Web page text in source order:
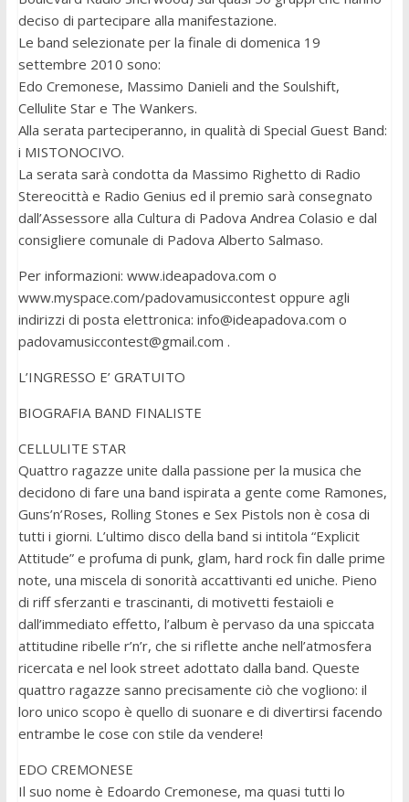
deciso di partecipare alla manifestazione.
Le band selezionate per la finale di domenica 19
settembre 2010 sono:
Edo Cremonese, Massimo Danieli and the Soulshift,
Cellulite Star e The Wankers.
Alla serata parteciperanno, in qualità di Special Guest Band:
i MISTONOCIVO.
La serata sarà condotta da Massimo Righetto di Radio
Stereocittà e Radio Genius ed il premio sarà consegnato
dall’Assessore alla Cultura di Padova Andrea Colasio e dal
consigliere comunale di Padova Alberto Salmaso.
Per informazioni: www.ideapadova.com o
www.myspace.com/padovamusiccontest oppure agli
indirizzi di posta elettronica: info@ideapadova.com o
padovamusiccontest@gmail.com .
L’INGRESSO E’ GRATUITO
BIOGRAFIA BAND FINALISTE
CELLULITE STAR
Quattro ragazze unite dalla passione per la musica che
decidono di fare una band ispirata a gente come Ramones,
Guns’n’Roses, Rolling Stones e Sex Pistols non è cosa di
tutti i giorni. L’ultimo disco della band si intitola “Explicit
Attitude” e profuma di punk, glam, hard rock fin dalle prime
note, una miscela di sonorità accattivanti ed uniche. Pieno
di riff sferzanti e trascinanti, di motivetti festaioli e
dall’immediato effetto, l’album è pervaso da una spiccata
attitudine ribelle r’n’r, che si riflette anche nell’atmosfera
ricercata e nel look street adottato dalla band. Queste
quattro ragazze sanno precisamente ciò che vogliono: il
loro unico scopo è quello di suonare e di divertirsi facendo
entrambe le cose con stile da vendere!
EDO CREMONESE
Il suo nome è Edoardo Cremonese, ma quasi tutti lo